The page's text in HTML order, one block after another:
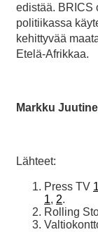
edistää. BRICS
politiikassa
kehittyvää
Etelä-Afrikkaa.
Markku
Lähteet:
Press TV 1
1, 2.
Rolling